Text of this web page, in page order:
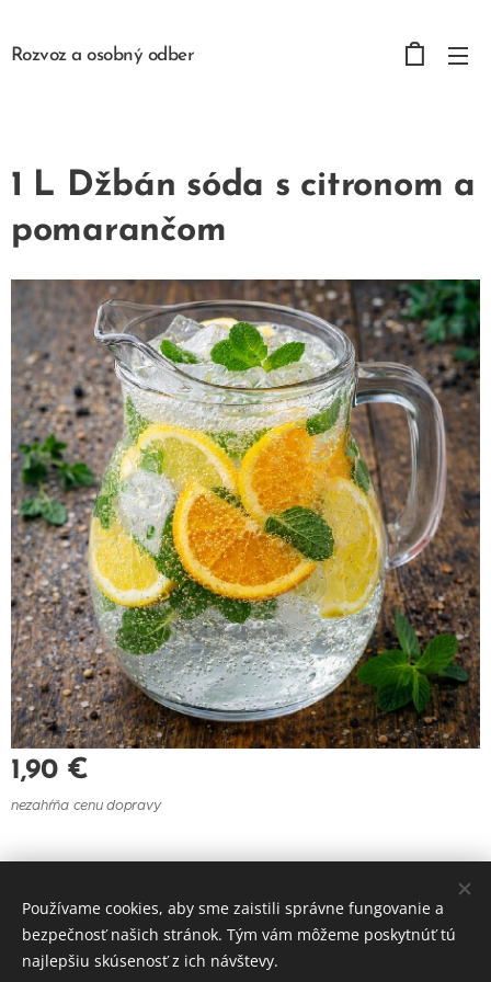
Rozvoz a osobný odber
1 L Džbán sóda s citronom a
pomarančom
1,90€
nezahŕňa cenu dopravy
Cookies
Používame cookies, aby sme zaistili správne fungovanie a
bezpečnosť našich stránok. Tým vám môžeme poskytnúť tú
najlepšiu skúsenosť z ich návštevy.